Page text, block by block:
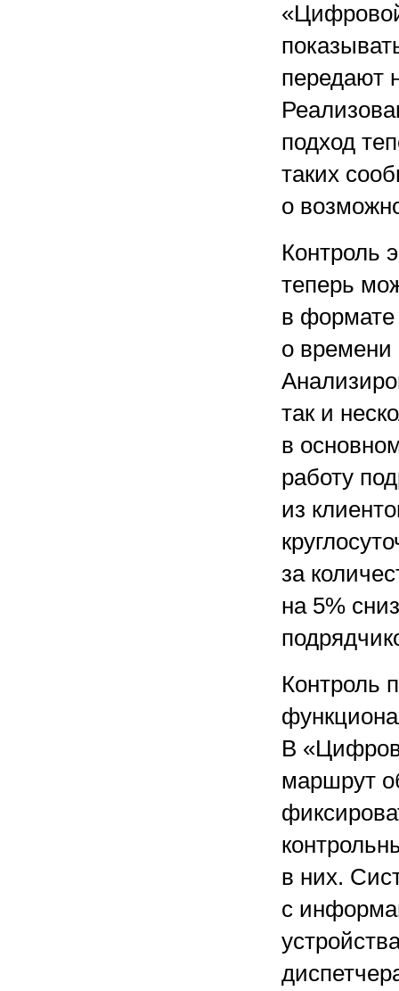
передают
подход
таких
о
Контроль
теперь
в формате
о времени
так и
в
работу
из
за
на 5%
Контроль
В
маршрут
в них.
с